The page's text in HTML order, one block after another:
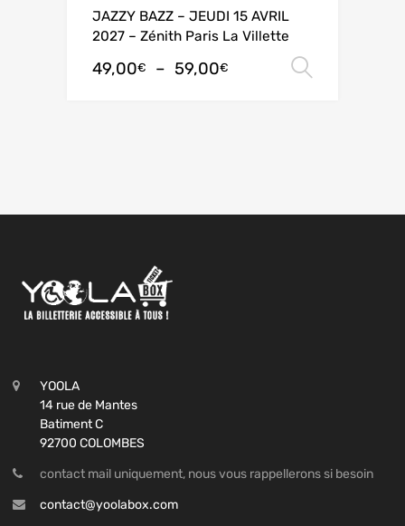
JAZZY BAZZ – JEUDI 15 AVRIL
2027 – Zénith Paris La Villette
49,00€ – 59,00€
YOOLA
14 rue de Mantes
Batiment C
92700 COLOMBES
contact mail uniquement, nous vous rappellerons si besoin
contact@yoolabox.com